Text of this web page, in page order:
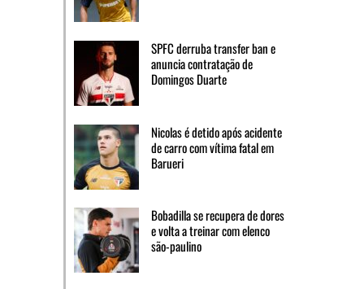
SPFC derruba transfer ban e
anuncia contratação de
Domingos Duarte
Nicolas é detido após acidente
de carro com vítima fatal em
Barueri
Bobadilla se recupera de dores
e volta a treinar com elenco
são-paulino